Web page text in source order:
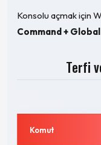
Konsolu açmak için
Command + Global
Terfi
Komut